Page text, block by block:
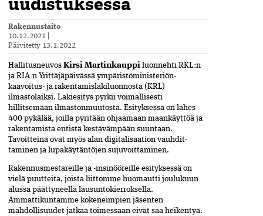
Rakennustaito
10.12.2021
Päivitetty 13.1.2022
Hallitusneuvos Kirsi Martinkauppi luonnehti RKL:n
ja RIA:n Yrittäjä­päivässä ympäristöministeriön­
kaavoitus- ja rakentamislaki­luonnosta (KRL)
ilmastolaiksi. Lakiesitys pyrkii voimallisesti
hillitsemään ilmastonmuutosta. Esityksessä on lähes
400 pykälää, joilla­ pyritään ohjaamaan maankäyttöä ja
raken­tamista entistä kestävämpään suuntaan.
Tavoitteina ovat myös alan digitalisaation vauhdit­
taminen ja lupakäytäntöjen sujuvoittaminen.
Rakennusmestareille ja -insinööreille esityksessä on
vielä puutteita, joista liittomme huomautti joulukuun
alussa päättyneellä lausuntokierroksella.
Ammattikuntamme kokeneimpien jäsenten
mahdollisuudet jatkaa toimessaan eivät saa heikentyä.